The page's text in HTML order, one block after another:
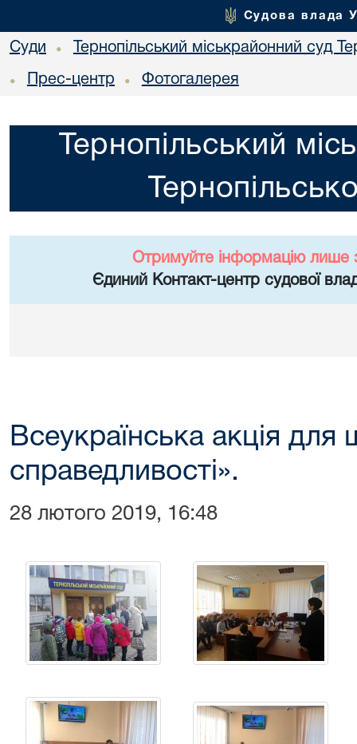
Судова влада
Суди • Тернопільський міськрайонний суд
• Прес-центр • Фотогалерея
Тернопільський
Отримуйте інформацію лише
Єдиний Контакт-центр судової
Всеукраїнська акція для
справедливості».
28 лютого 2019, 16:48